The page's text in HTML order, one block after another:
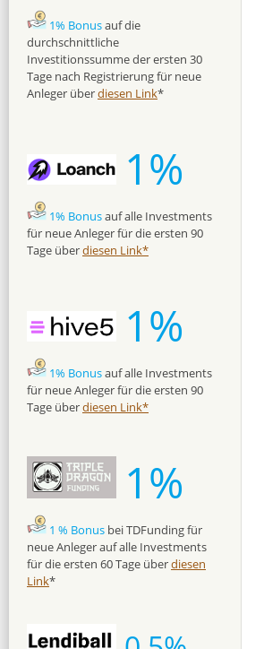
1% Bonusauf die
durchschnittliche
Investitionssumme der ersten 30
Tage nach Registrierung für neue
Anleger überdiesen Link*
1%
1% Bonusauf alle Investments
für neue Anleger für die ersten 90
Tage überdiesen Link*
1%
1% Bonusauf alle Investments
für neue Anleger für die ersten 90
Tage überdiesen Link*
1%
1 % Bonus bei TDFunding für
neue Anleger auf alle Investments
für die ersten 60 Tage überdiesen
Link*